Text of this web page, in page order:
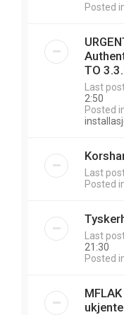
Posted
TO
Last
2:50
Posted
Last
Posted
Last
21:30
Posted